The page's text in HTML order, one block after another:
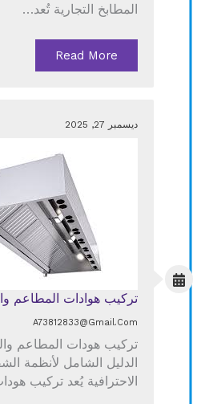
المطابخ التجارية تُعد…
Read More
ديسمبر 27, 2025
تركيب هوادات المطاعم
A73812833@gmail.com
تركيب هودات المطاعم
الدليل الشامل لأنظمة
الاحترافية يُعد تركيب